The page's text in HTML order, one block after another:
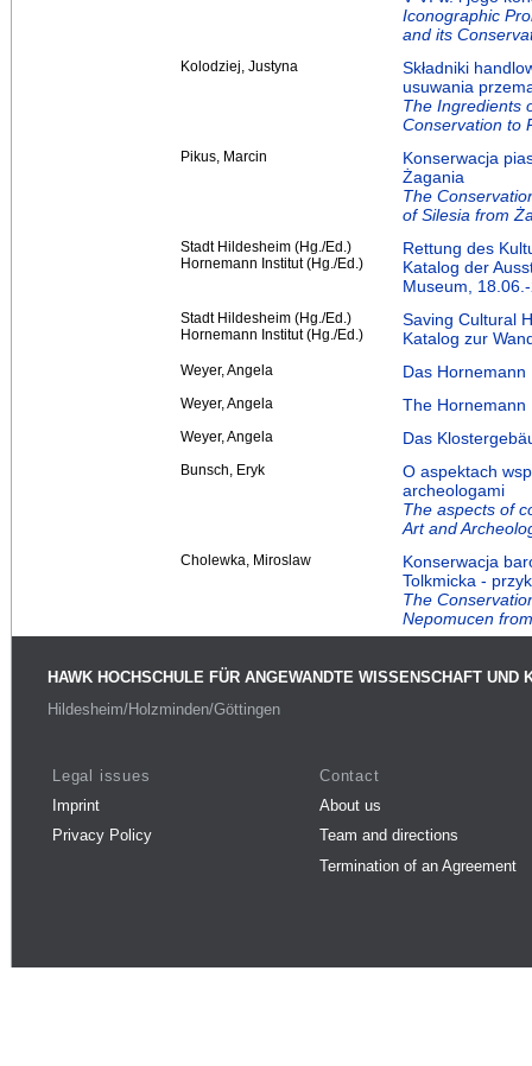
Iconographic
and its
Kolodziej, Justyna
Składniki
usuwania
The Ingredients
Conservation to
Pikus, Marcin
Konserwacja
Żagania
The
of Silesia from
Stadt Hildesheim (Hg./Ed.)
Hornemann Institut (Hg./Ed.)
Rettung des
Katalog der
Museum,
Stadt Hildesheim (Hg./Ed.)
Hornemann Institut (Hg./Ed.)
Saving Cultural
Katalog zur
Weyer, Angela Das
Weyer, Angela The Hornemann
Weyer, Angela Das
Bunsch, Eryk
O aspektach
archeologami
The aspects of
Art and
Cholewka, Miroslaw
Konserwacja
Tolkmicka -
The
Nepomucen
HAWK HOCHSCHULE FÜR ANGEWANDTE WISSENSCHAFT UND
Hildesheim/Holzminden/Göttingen
Legal issues
Imprint
Privacy Policy
Contact
About us
Team and directions
Termination of an Agreement